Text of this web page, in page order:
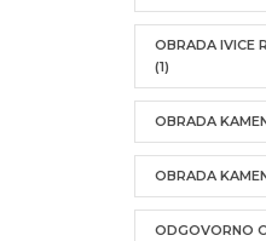
OBRADA IVICE
(1)
OBRADA
OBRADA
ODGOVORNO